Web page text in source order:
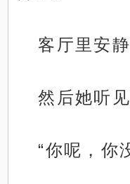
客厅里安
然后她听
“你呢，你